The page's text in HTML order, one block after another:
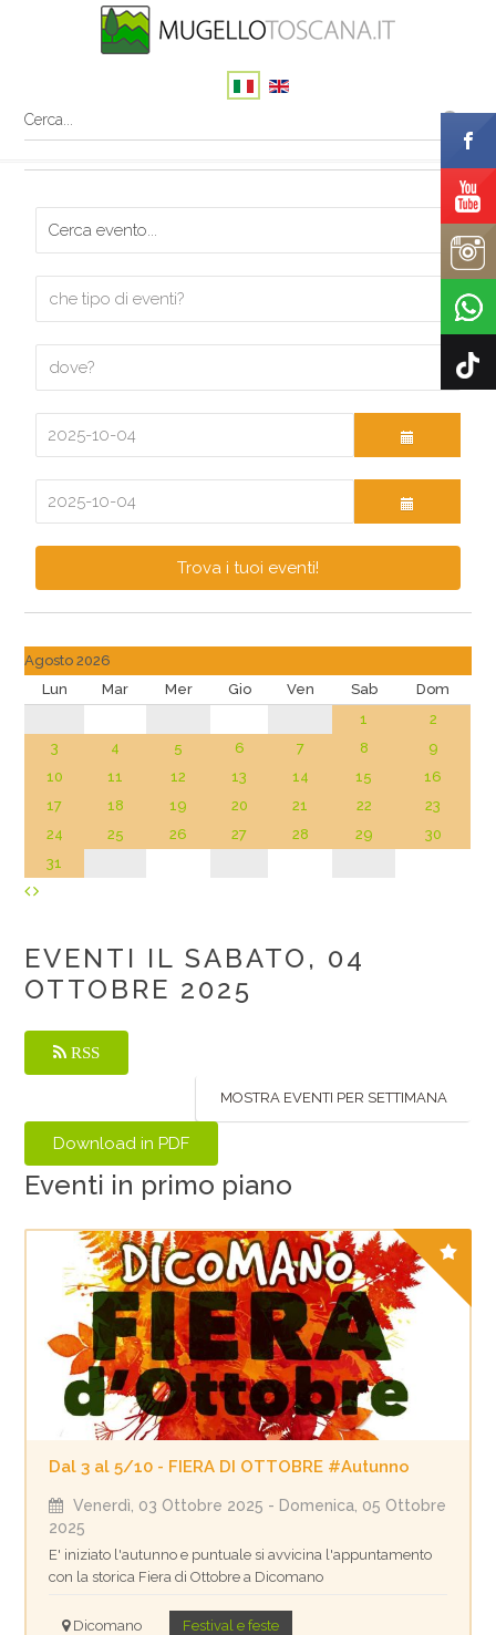
Trova i tuoi eventi!
Agosto 2026
Lun
Mar Mer Gio Ven Sab
Dom
1
2
3
4 5 6 7 8
9
10
11 12 13 14 15
16
17
18 19 20 21 22
23
24
25 26 27 28 29
30
31
EVENTI IL SABATO, 04
OTTOBRE 2025
RSS
MOSTRA EVENTI PER SETTIMANA
Eventi in primo piano
Dal 3 al 5/10 - FIERA DI OTTOBRE #Autunno
Venerdì, 03 Ottobre 2025 - Domenica, 05 Ottobre
2025
E' iniziato l'autunno e puntuale si avvicina l'appuntamento
con la storica Fiera di Ottobre a Dicomano
Dicomano Festival e feste